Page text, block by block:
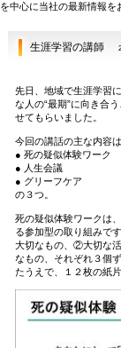
を中心に当社の最新情報を
生涯学習の講師
先日、地域で生涯学習
な人の“最期”に向き合
せてもらいました。
今回の講話の主な内容は
● 死の疑似体験ワーク
● 人生会議
● グリーフケア
の３つ。
死の疑似体験ワークは
る参加型の取り組みで
大切なもの、②大切な
なもの、それぞれ３個
たうえで、１２枚の紙